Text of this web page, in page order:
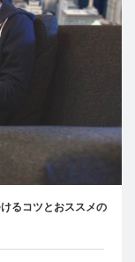
るコツとおススメの